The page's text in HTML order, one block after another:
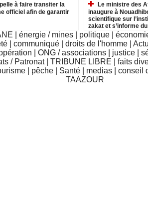
à faire transiter la
officiel afin de garantir
Le ministre des
inaugure à
scientifique sur
zakat et s’informe
institutions relevant
énergie / mines politique
|communiqué |droits de l'homme |
ONG / associations justice
/ Patronat TRIBUNE LIBRE
faits
pêche Santé medias |conseil
TAAZOUR